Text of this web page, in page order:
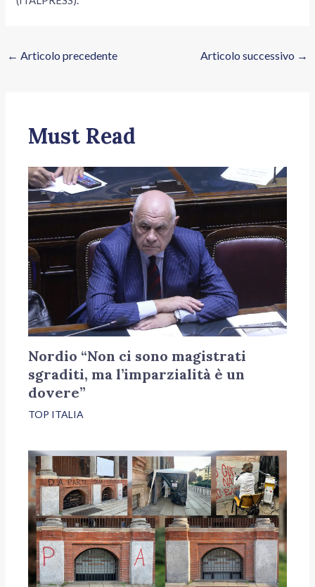
← Articolo precedente Articolo successivo →
Must Read
Nordio “Non ci sono magistrati
sgraditi, ma l’imparzialità è un
dovere”
TOP ITALIA